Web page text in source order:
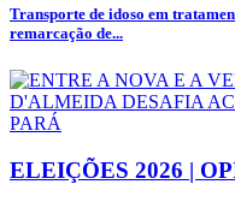
Transporte de idoso em
remarcação de...
ELEIÇÕES 2026 |